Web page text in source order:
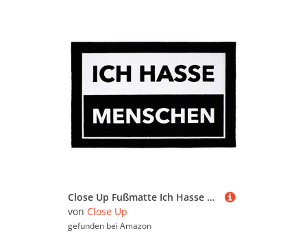
Close Up Fußmatte Ich Hasse Menschen - lustiger Fußabtreter - 60x40 cm - schwarz/weiß
von Close Up
gefunden bei Amazon